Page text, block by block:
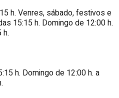
h. Venres, sábado, festivos e
15:15 h. Domingo de 12:00 h.
h.
h. Domingo de 12:00 h. a